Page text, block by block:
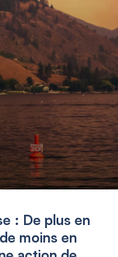
: De plus en
moins en